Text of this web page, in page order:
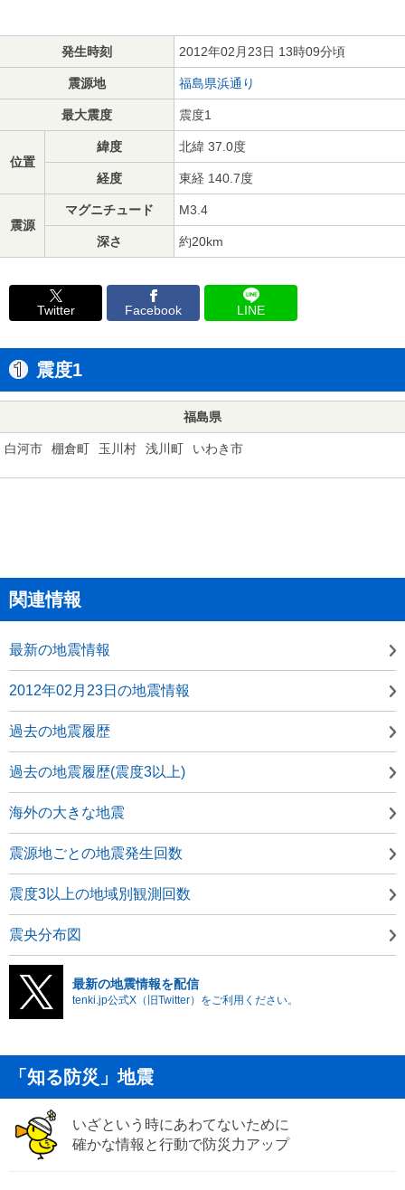
発生時刻 2012年02月23日 13時09分頃
震源地 福島県浜通り
最大震度 震度1
位置
緯度 北緯 37.0度
経度 東経 140.7度
震源
マグニチュード M3.4
深さ 約20km
Twitter Facebook LINE
震度1
福島県
白河市 棚倉町 玉川村 浅川町 いわき市
関連情報
最新の地震情報
2012年02月23日の地震情報
過去の地震履歴
過去の地震履歴(震度3以上)
海外の大きな地震
震源地ごとの地震発生回数
震度3以上の地域別観測回数
震央分布図
最新の地震情報を配信
tenki.jp公式X（旧Twitter）をご利用ください。
「知る防災」地震
いざという時にあわてないために
確かな情報と行動で防災力アップ